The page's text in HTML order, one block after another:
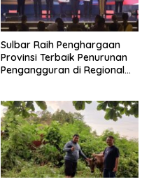
Sulbar Raih Penghargaan
Provinsi Terbaik Penurunan
Pengangguran di Regional